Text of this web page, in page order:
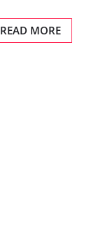
READ MORE